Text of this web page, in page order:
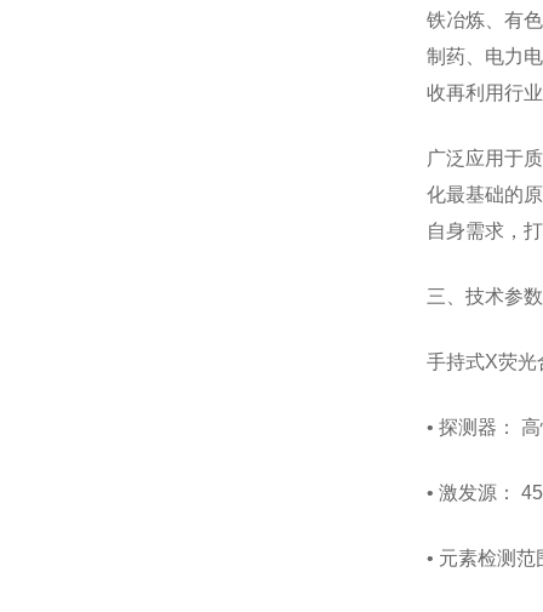
铁冶炼、有
制药、电力
收再利用行
广泛应用于
化最基础的
自身需求，
三、技术参
手持式X荧光
• 探测器：
• 激发源：
• 元素检测